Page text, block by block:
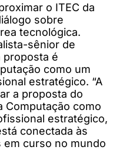
o ITEC da
sobre
tecnológica.
sênior de
proposta é
como um
estratégico. “A
a proposta do
Computação como
estratégico,
conectada às
curso no mundo